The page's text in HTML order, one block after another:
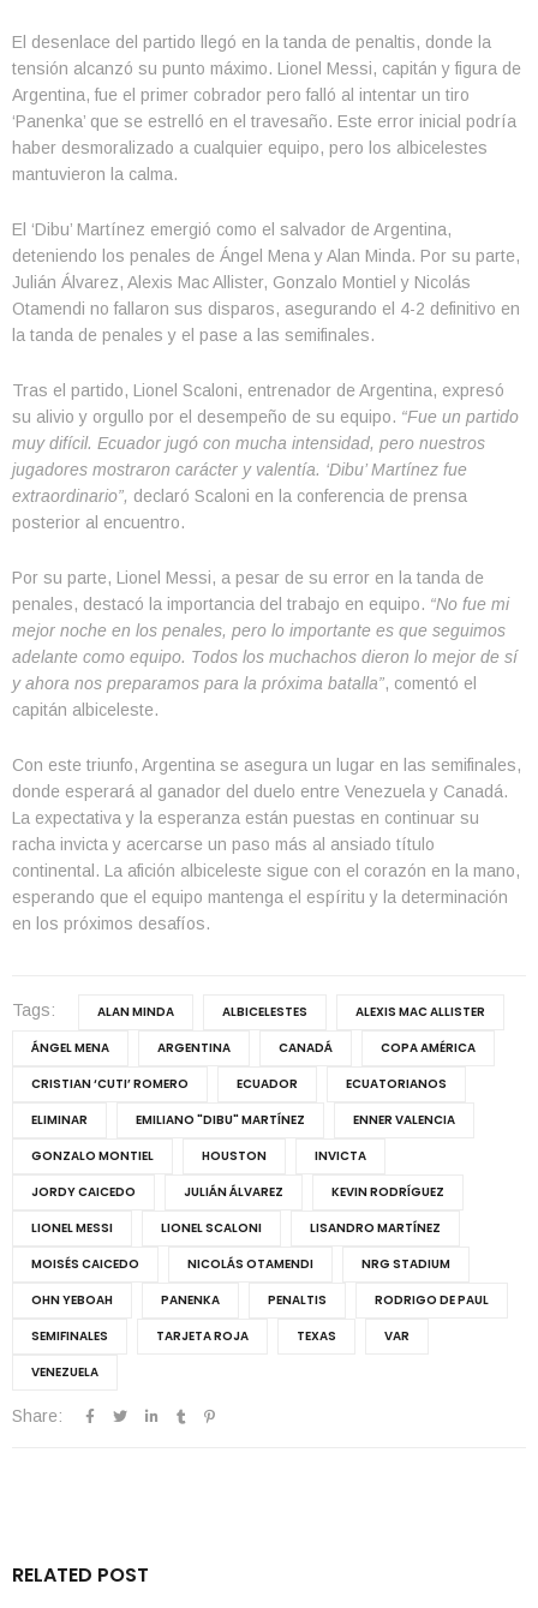
El desenlace del partido llegó en la tanda de penaltis, donde la
tensión alcanzó su punto máximo. Lionel Messi, capitán y figura de
Argentina, fue el primer cobrador pero falló al intentar un tiro
‘Panenka’ que se estrelló en el travesaño. Este error inicial podría
haber desmoralizado a cualquier equipo, pero los albicelestes
mantuvieron la calma.
El ‘Dibu’ Martínez emergió como el salvador de Argentina,
deteniendo los penales de Ángel Mena y Alan Minda. Por su parte,
Julián Álvarez, Alexis Mac Allister, Gonzalo Montiel y Nicolás
Otamendi no fallaron sus disparos, asegurando el 4-2 definitivo en
la tanda de penales y el pase a las semifinales.
Tras el partido, Lionel Scaloni, entrenador de Argentina, expresó
su alivio y orgullo por el desempeño de su equipo. “Fue un partido
muy difícil. Ecuador jugó con mucha intensidad, pero nuestros
jugadores mostraron carácter y valentía. ‘Dibu’ Martínez fue
extraordinario”, declaró Scaloni en la conferencia de prensa
posterior al encuentro.
Por su parte, Lionel Messi, a pesar de su error en la tanda de
penales, destacó la importancia del trabajo en equipo. “No fue mi
mejor noche en los penales, pero lo importante es que seguimos
adelante como equipo. Todos los muchachos dieron lo mejor de sí
y ahora nos preparamos para la próxima batalla”, comentó el
capitán albiceleste.
Con este triunfo, Argentina se asegura un lugar en las semifinales,
donde esperará al ganador del duelo entre Venezuela y Canadá.
La expectativa y la esperanza están puestas en continuar su
racha invicta y acercarse un paso más al ansiado título
continental. La afición albiceleste sigue con el corazón en la mano,
esperando que el equipo mantenga el espíritu y la determinación
en los próximos desafíos.
Tags: ALAN MINDA ALBICELESTES
ALEXIS MAC ALLISTER
ÁNGEL MENA
ARGENTINA CANADÁ
COPA AMÉRICA
CRISTIAN ‘CUTI’ ROMERO
ECUADOR
ECUATORIANOS
ELIMINAR
EMILIANO "DIBU" MARTÍNEZ
ENNER VALENCIA
GONZALO MONTIEL
HOUSTON
INVICTA
JORDY CAICEDO
JULIÁN ÁLVAREZ
KEVIN RODRÍGUEZ
LIONEL MESSI
LIONEL SCALONI
LISANDRO MARTÍNEZ
MOISÉS CAICEDO
NICOLÁS OTAMENDI
NRG STADIUM
OHN YEBOAH
PANENKA PENALTIS
RODRIGO DE PAUL
SEMIFINALES
TARJETA ROJA TEXAS
VAR
VENEZUELA
Share:
RELATED POST